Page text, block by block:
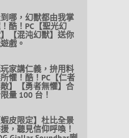
哪，幻獸都由我掌
酷！PC【聖光幻
【混沌幻獸】送你
戲。
家講仁義，拚用料
懼！酷！PC【仁者
】【勇者無懼】合
量 100 台！
蝦皮限定】杜比全景
，聽見信仰呼喚！